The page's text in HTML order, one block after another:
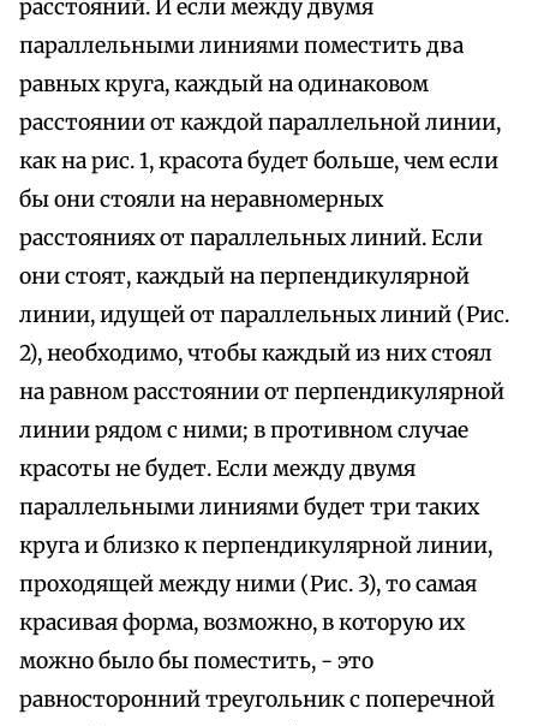
расстояний. И если между двумя
параллельными линиями поместить два
равных круга, каждый на одинаковом
расстоянии от каждой параллельной линии,
как на рис. 1, красота будет больше, чем если
бы они стояли на неравномерных
расстояниях от параллельных линий. Если
они стоят, каждый на перпендикулярной
линии, идущей от параллельных линий (Рис.
2), необходимо, чтобы каждый из них стоял
на равном расстоянии от перпендикулярной
линии рядом с ними; в противном случае
красоты не будет. Если между двумя
параллельными линиями будет три таких
круга и близко к перпендикулярной линии,
проходящей между ними (Рис. 3), то самая
красивая форма, возможно, в которую их
можно было бы поместить, - это
равносторонний треугольник с поперечной